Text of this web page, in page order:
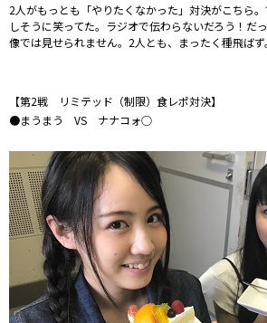
2人がもっとも「やりたくなかった」対決がこちら
しそうに笑ってた。ラジオで伝わらないだろう！だ
像では見せられません。2人とも、まったく種飛ばず。
【第2戦 リミテッド（制限）食レポ対決】
●まうまう VS ナナコォ○